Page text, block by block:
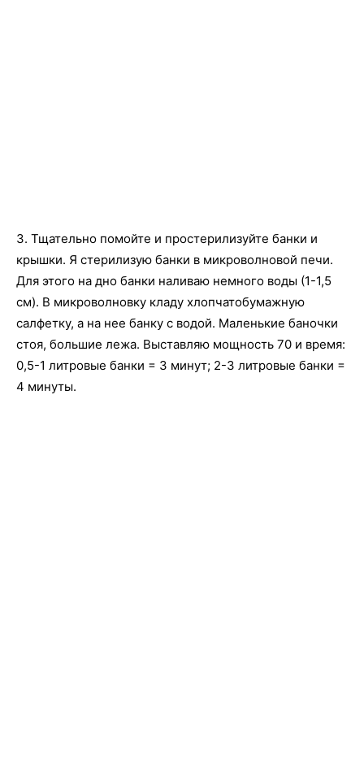
3. Тщательно помойте и простерилизуйте банки и
крышки. Я стерилизую банки в микроволновой печи.
Для этого на дно банки наливаю немного воды (1-1,5
см). В микроволновку кладу хлопчатобумажную
салфетку, а на нее банку с водой. Маленькие баночки
стоя, большие лежа. Выставляю мощность 70 и время:
0,5-1 литровые банки = 3 минут; 2-3 литровые банки =
4 минуты.